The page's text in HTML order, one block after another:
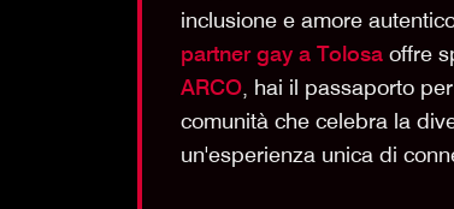
inclusione e amore
partner gay a Tolosa offre
ARCO , hai il passaporto
comunità che celebra la
un'esperienza unica di